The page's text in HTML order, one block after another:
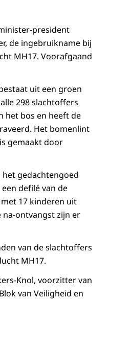
president
de ingebruikname bij
MH17. Voorafgaand
uit een groen
298 slachtoffers
het bos en heeft de
Het bomenlint
gemaakt door
het gedachtengoed
defilé van de
17 kinderen uit
na-ontvangst zijn er
van de slachtoffers
MH17.
Knol, voorzitter van
van Veiligheid en